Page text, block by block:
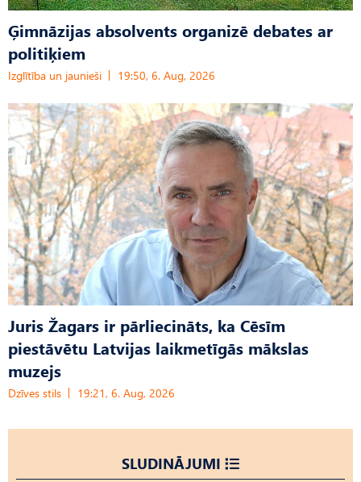
Ģimnāzijas absolvents organizē debates ar
politiķiem
Izglītība un jaunieši 19:50, 6. Aug, 2026
Juris Žagars ir pārliecināts, ka Cēsīm
piestāvētu Latvijas laikmetīgās mākslas
muzejs
Dzīves stils 19:21, 6. Aug, 2026
SLUDINĀJUMI